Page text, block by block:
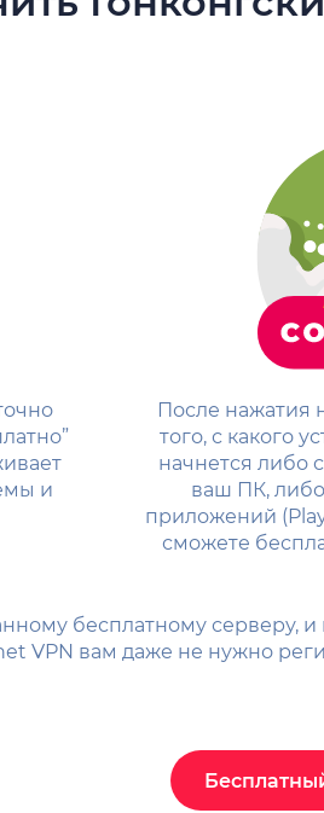
и
После нажатия
того, с какого
начнется либо
ваш ПК,
приложений
сможете
бесплатному
VPN вам даже не нужно